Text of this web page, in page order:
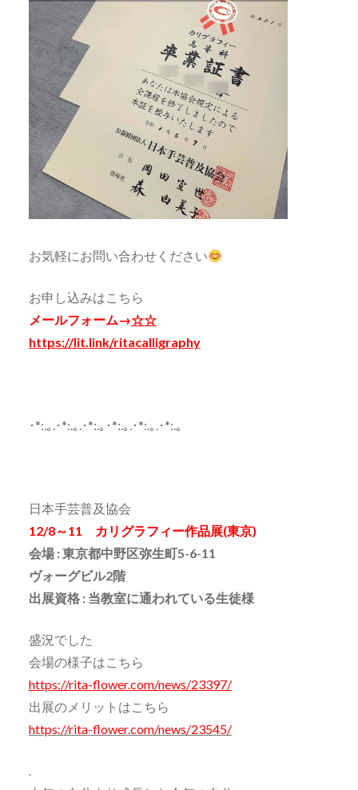
お気軽にお問い合わせください
お申し込みはこちら
メールフォーム→☆☆
https://lit.link/ritacalligraphy
･*:.｡.･*:.｡.･*:.｡･*:.｡.･*:.｡.･*:.｡
日本手芸普及協会
12/8～11 カリグラフィー作品展(東京)
会場 : 東京都中野区弥生町5-6-11
ヴォーグビル2階
出展資格 : 当教室に通われている生徒様
盛況でした
会場の様子はこちら
https://rita-flower.com/news/23397/
出展のメリットはこちら
https://rita-flower.com/news/23545/
.